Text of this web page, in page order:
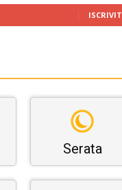
Serata